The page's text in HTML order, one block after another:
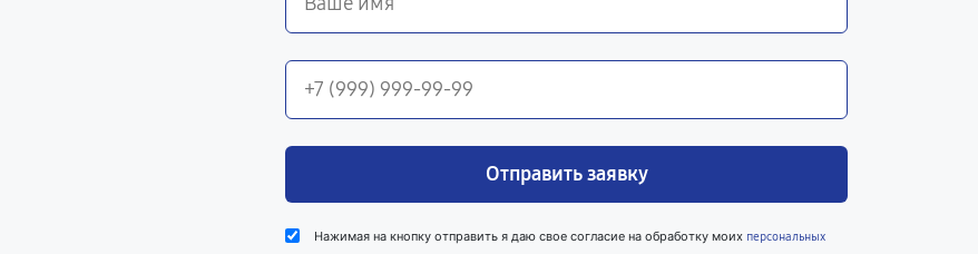
Отправить заявку
Нажимая на кнопку отправить я даю свое согласие на обработку моих персональных